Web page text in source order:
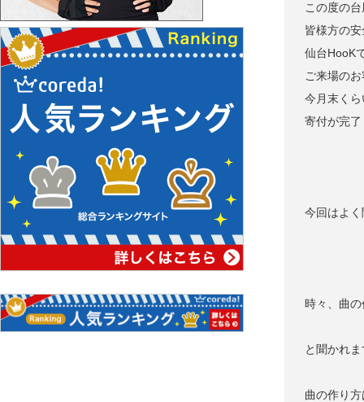
この度の
皆様方の
仙台HooK
ご来場の
今月末く
寄付が完
今回はよ
時々、曲
と聞かれ
曲の作り